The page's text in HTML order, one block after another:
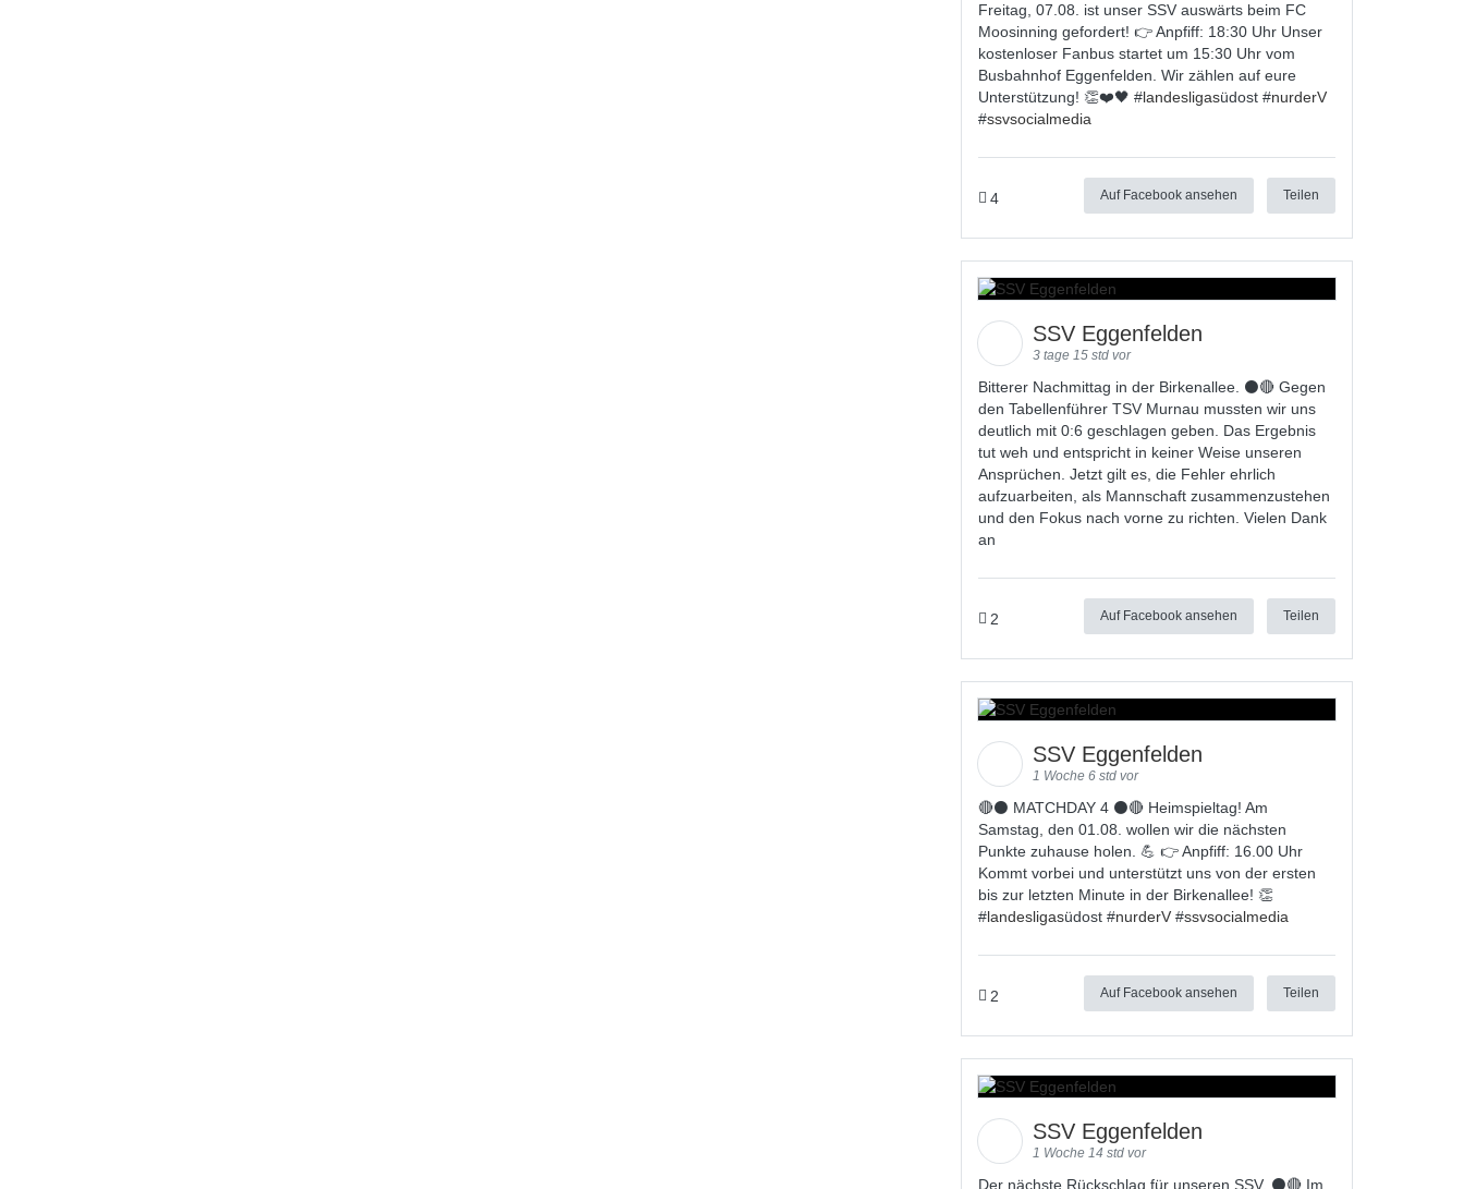
Freitag, 07.08. ist unser SSV auswärts beim FC
Moosinning gefordert! 👉 Anpfiff: 18:30 Uhr Unser
kostenloser Fanbus startet um 15:30 Uhr vom
Busbahnhof Eggenfelden. Wir zählen auf eure
Unterstützung! 👏❤️🖤 #landesligasüdost #nurderV
#ssvsocialmedia
4 Auf Facebook ansehen Teilen
SSV Eggenfelden
3 tage 15 std vor
Bitterer Nachmittag in der Birkenallee. ⚫🔴 Gegen
den Tabellenführer TSV Murnau mussten wir uns
deutlich mit 0:6 geschlagen geben. Das Ergebnis
tut weh und entspricht in keiner Weise unseren
Ansprüchen. Jetzt gilt es, die Fehler ehrlich
aufzuarbeiten, als Mannschaft zusammenzustehen
und den Fokus nach vorne zu richten. Vielen Dank
an
2 Auf Facebook ansehen Teilen
SSV Eggenfelden
1 Woche 6 std vor
🔴⚫ MATCHDAY 4 ⚫🔴 Heimspieltag! Am
Samstag, den 01.08. wollen wir die nächsten
Punkte zuhause holen. 💪 👉 Anpfiff: 16.00 Uhr
Kommt vorbei und unterstützt uns von der ersten
bis zur letzten Minute in der Birkenallee! 👏
#landesligasüdost #nurderV #ssvsocialmedia
2 Auf Facebook ansehen Teilen
SSV Eggenfelden
1 Woche 14 std vor
Der nächste Rückschlag für unseren SSV. ⚫🔴 Im